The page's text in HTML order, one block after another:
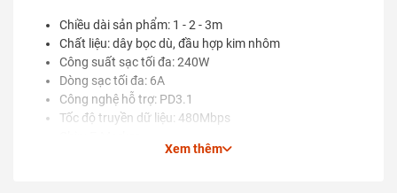
Chiều dài sản phẩm: 1 - 2 - 3m
Chất liệu: dây bọc dù, đầu hợp kim nhôm
Công suất sạc tối đa: 240W
Dòng sạc tối đa: 6A
Công nghệ hỗ trợ: PD3.1
Tốc độ truyền dữ liệu: 480Mbps
Xem thêm